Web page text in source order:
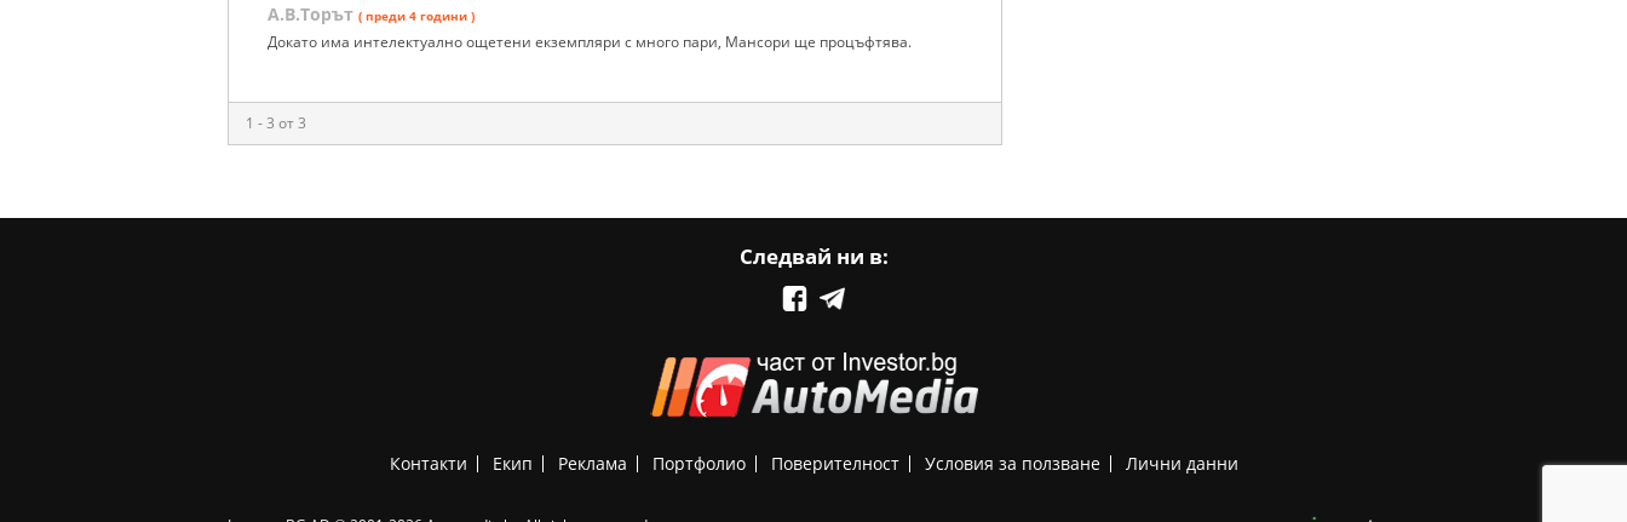
А.В.Торът ( преди 4 години )
Докато има интелектуално ощетени екземпляри с много пари, Мансори ще процъфтява.
1 - 3 от 3
Следвай ни в:
Контакти Екип Реклама Портфолио Поверителност Условия за ползване Лични данни